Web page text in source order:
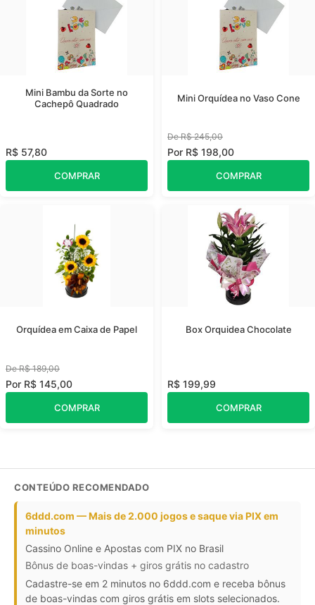
Mini Bambu da Sorte no
Cachepô Quadrado
R$ 57,80
COMPRAR
Mini Orquídea no Vaso Cone
De R$ 245,00
Por R$ 198,00
COMPRAR
Orquídea em Caixa de Papel
De R$ 189,00
Por R$ 145,00
COMPRAR
Box Orquidea Chocolate
R$ 199,99
COMPRAR
CONTEÚDO RECOMENDADO
6ddd.com — Mais de 2.000 jogos e saque via PIX em
minutos
Cassino Online e Apostas com PIX no Brasil
Bônus de boas-vindas + giros grátis no cadastro
Cadastre-se em 2 minutos no 6ddd.com e receba bônus
de boas-vindas com giros grátis em slots selecionados.